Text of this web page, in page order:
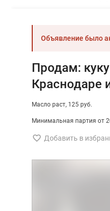
Объявление было
Продам:
Краснодаре
Масло раст 125 руб.
Минимальная партия от
Добавить в